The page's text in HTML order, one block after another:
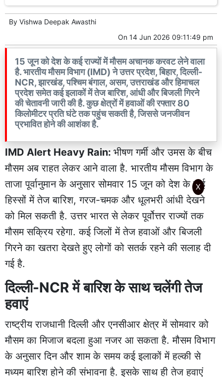
By Vishwa Deepak Awasthi
On 14 Jun 2026 09:11:49 pm
15 जून को देश के कई राज्यों में मौसम अचानक करवट लेने वाला
है. भारतीय मौसम विभाग (IMD) ने उत्तर प्रदेश, बिहार, दिल्ली-
NCR, झारखंड, पश्चिम बंगाल, असम, उत्तराखंड और हिमाचल
प्रदेश समेत कई इलाकों में तेज बारिश, आंधी और बिजली गिरने
की चेतावनी जारी की है. कुछ क्षेत्रों में हवाओं की रफ्तार 80
किलोमीटर प्रति घंटे तक पहुंच सकती है, जिससे जनजीवन
प्रभावित होने की आशंका है.
IMD Alert Heavy Rain: भीषण गर्मी और उमस के बीच
मौसम अब राहत लेकर आने वाला है. भारतीय मौसम विभाग के
ताजा पूर्वानुमान के अनुसार सोमवार 15 जून को देश के कई
हिस्सों में तेज बारिश, गरज-चमक और धूलभरी आंधी देखने
को मिल सकती है. उत्तर भारत से लेकर पूर्वोत्तर राज्यों तक
मौसम सक्रिय रहेगा. कई जिलों में तेज हवाओं और बिजली
गिरने का खतरा देखते हुए लोगों को सतर्क रहने की सलाह दी
गई है.
दिल्ली-NCR में बारिश के साथ चलेंगी तेज
हवाएं
राष्ट्रीय राजधानी दिल्ली और एनसीआर क्षेत्र में सोमवार को
मौसम का मिजाज बदला हुआ नजर आ सकता है. मौसम विभाग
के अनुसार दिन और शाम के समय कई इलाकों में हल्की से
मध्यम बारिश होने की संभावना है. इसके साथ ही तेज हवाएं
X